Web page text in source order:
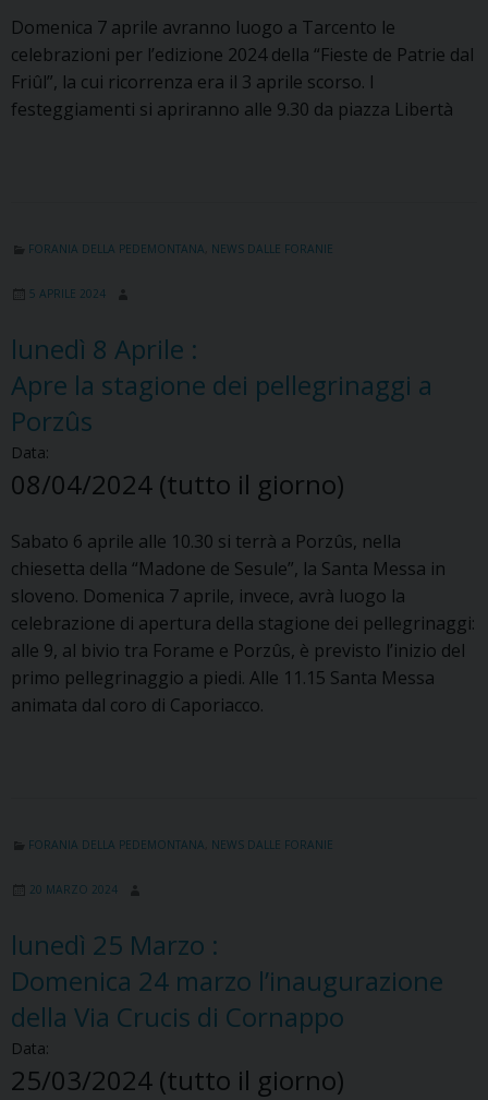
Domenica 7 aprile avranno luogo a Tarcento le
celebrazioni per l’edizione 2024 della “Fieste de Patrie dal
Friûl”, la cui ricorrenza era il 3 aprile scorso. I
festeggiamenti si apriranno alle 9.30 da piazza Libertà
FORANIA DELLA PEDEMONTANA NEWS DALLE FORANIE
5 APRILE 2024
lunedì 8 Aprile :
Apre la stagione dei pellegrinaggi a
Porzûs
Data:
08/04/2024 (tutto il giorno)
Sabato 6 aprile alle 10.30 si terrà a Porzûs, nella
chiesetta della “Madone de Sesule”, la Santa Messa in
sloveno. Domenica 7 aprile, invece, avrà luogo la
celebrazione di apertura della stagione dei pellegrinaggi:
alle 9, al bivio tra Forame e Porzûs, è previsto l’inizio del
primo pellegrinaggio a piedi. Alle 11.15 Santa Messa
animata dal coro di Caporiacco.
FORANIA DELLA PEDEMONTANA NEWS DALLE FORANIE
20 MARZO 2024
lunedì 25 Marzo :
Domenica 24 marzo l’inaugurazione
della Via Crucis di Cornappo
Data:
25/03/2024 (tutto il giorno)